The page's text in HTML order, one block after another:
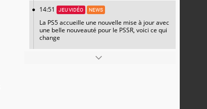
14:51 JEU VIDÉO NEWS
La PS5 accueille une nouvelle mise à jour avec
une belle nouveauté pour le PSSR, voici ce qui
change